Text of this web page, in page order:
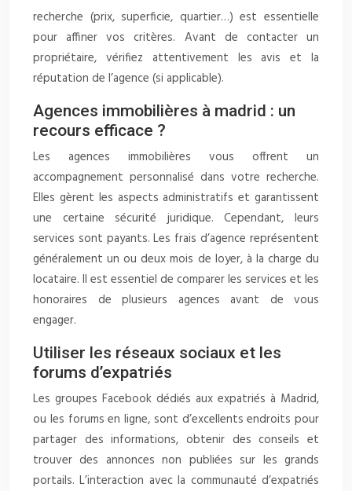
recherche (prix, superficie, quartier…) est essentielle
pour affiner vos critères. Avant de contacter un
propriétaire, vérifiez attentivement les avis et la
réputation de l’agence (si applicable).
Agences immobilières à madrid : un
recours efficace ?
Les agences immobilières vous offrent un
accompagnement personnalisé dans votre recherche.
Elles gèrent les aspects administratifs et garantissent
une certaine sécurité juridique. Cependant, leurs
services sont payants. Les frais d’agence représentent
généralement un ou deux mois de loyer, à la charge du
locataire. Il est essentiel de comparer les services et les
honoraires de plusieurs agences avant de vous
engager.
Utiliser les réseaux sociaux et les
forums d’expatriés
Les groupes Facebook dédiés aux expatriés à Madrid,
ou les forums en ligne, sont d’excellents endroits pour
partager des informations, obtenir des conseils et
trouver des annonces non publiées sur les grands
portails. L’interaction avec la communauté d’expatriés